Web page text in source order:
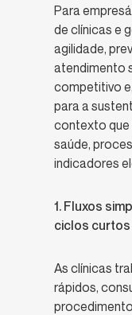
Para
de clínicas e
agilidade,
atendimento
competitivo
para a
contexto que
saúde,
indicadores
1. Fluxos
ciclos curtos
As clínicas
rápidos,